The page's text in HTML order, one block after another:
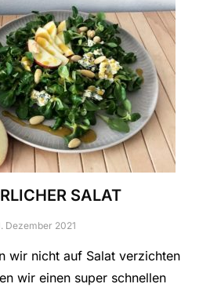
SALAT
Dezember 2021
wir nicht auf Salat verzichten
wir einen super schnellen